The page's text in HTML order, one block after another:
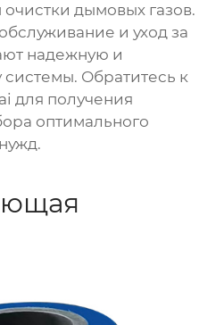
дымовых газов.
и уход за
надежную и
Обратитесь к
для получения
оптимального